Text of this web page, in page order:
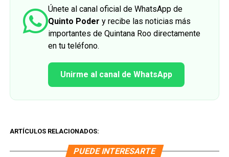
Únete al canal oficial de WhatsApp de
Quinto Poder y recibe las noticias más
importantes de Quintana Roo directamente
en tu teléfono.
Unirme al canal de WhatsApp
ARTÍCULOS RELACIONADOS:
PUEDE INTERESARTE